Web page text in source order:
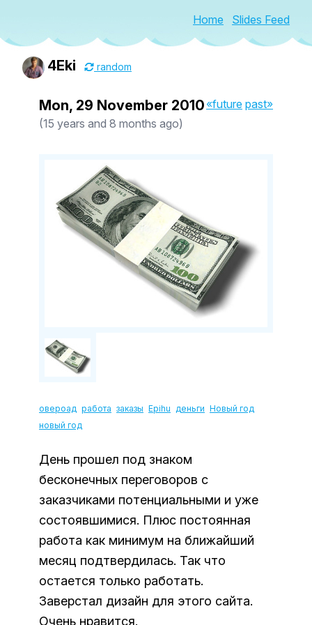
Home Slides Feed
4Eki random
«future past»
Mon, 29 November 2010
(15 years and 8 months ago)
овероад работа заказы Epihu деньги Новый год
новый год
День прошел под знаком
бесконечных переговоров с
заказчиками потенциальными и уже
состоявшимися. Плюс постоянная
работа как минимум на ближайший
месяц подтвердилась. Так что
остается только работать.
Заверстал дизайн для этого сайта.
Очень нравится.